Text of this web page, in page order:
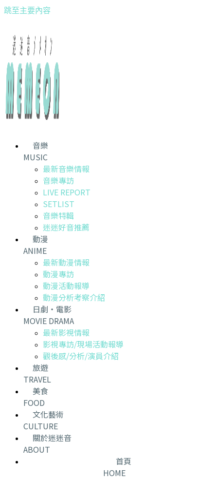
跳至主要內容
音樂
MUSIC
最新音樂情報
音樂專訪
LIVE REPORT
SETLIST
音樂特輯
迷迷好音推薦
動漫
ANIME
最新動漫情報
動漫專訪
動漫活動報導
動漫分析考察介紹
日劇・電影
MOVIE DRAMA
最新影視情報
影視專訪/現場活動報導
觀後感/分析/演員介紹
旅遊
TRAVEL
美食
FOOD
文化藝術
CULTURE
關於迷迷音
ABOUT
首頁
HOME